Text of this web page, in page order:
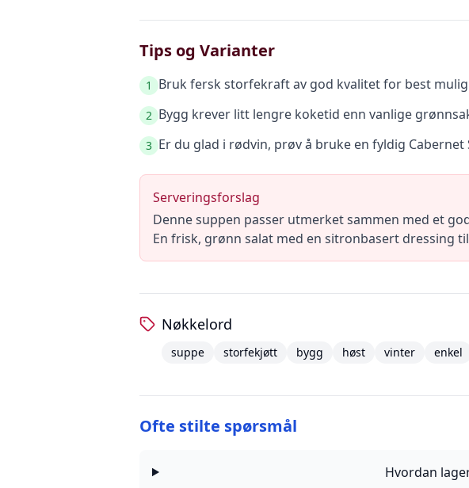
Tips og Varianter
1 Bruk fersk storfekraft av god kvalitet for best
2 Bygg krever litt lengre koketid enn vanlige
3 Er du glad i rødvin, prøv å bruke en fyldig
Serveringsforslag
Denne suppen passer utmerket sammen med et
En frisk, grønn salat med en sitronbasert dressing
Nøkkelord
suppe storfekjøtt bygg høst vinter enkel
Ofte stilte spørsmål
Hvordan